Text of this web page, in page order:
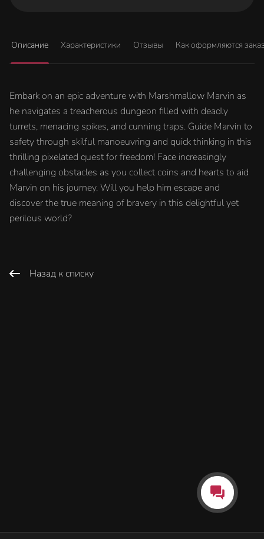
Описание Характеристики Отзывы Как оформляются
Embark on an epic adventure with Marshmallow Marvin as
he navigates a treacherous dungeon filled with deadly
turrets, menacing spikes, and cunning traps. Guide Marvin to
safety through skilful manoeuvring and quick thinking in this
thrilling pixelated quest for freedom! Face increasingly
challenging obstacles as you collect coins and hearts to aid
Marvin on his journey. Will you help him escape and
discover the true meaning of bravery in this delightful yet
perilous world?
Назад к списку